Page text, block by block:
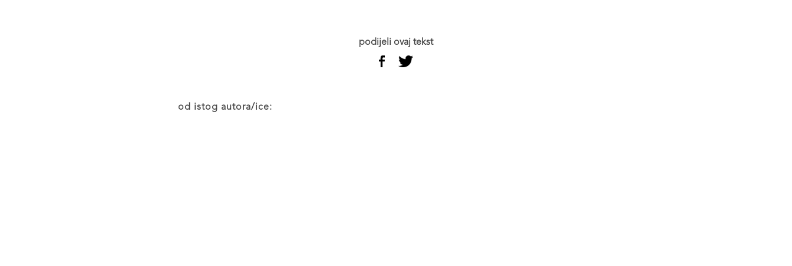
podijeli ovaj tekst
od istog autora/ice: